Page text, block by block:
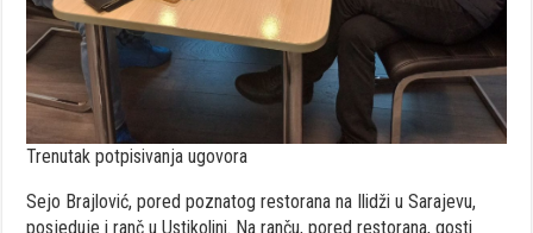
Trenutak potpisivanja ugovora
Sejo Brajlović, pored poznatog restorana na Ilidži u Sarajevu,
posjeduje i ranč u Ustikolini. Na ranču, pored restorana, gosti